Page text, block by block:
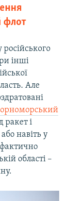
флот
інші
Але
ракет і
навіть у
області –